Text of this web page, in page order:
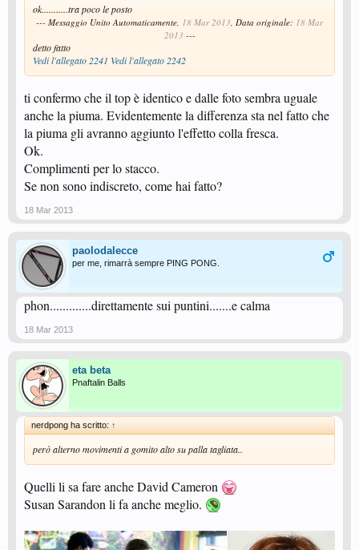
ok...........tra poco le posto
--- Messaggio Unito Automaticamente, 18 Mar 2013 , Data originale: 18 Mar
2013 ---
detto fatto
Vedi l'allegato 2241 Vedi l'allegato 2242
ti confermo che il top è identico e dalle foto sembra uguale
anche la piuma. Evidentemente la differenza sta nel fatto che
la piuma gli avranno aggiunto l'effetto colla fresca.
Ok.
Complimenti per lo stacco.
Se non sono indiscreto, come hai fatto?
18 Mar 2013
paolodalecce
per me, rimarrà sempre PING PONG.
phon.............direttamente sui puntini.......e calma
18 Mar 2013
eta beta
Pnaftalin Balls
nerdpong ha scritto: ↑
però alterno movimenti a gomito alto su palla tagliata..
Quelli li sa fare anche David Cameron
Susan Sarandon li fa anche meglio.